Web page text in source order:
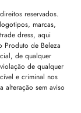
reservados.
marcas,
dress, aqui
Produto de Beleza
de qualquer
de qualquer
e criminal nos
alteração sem aviso